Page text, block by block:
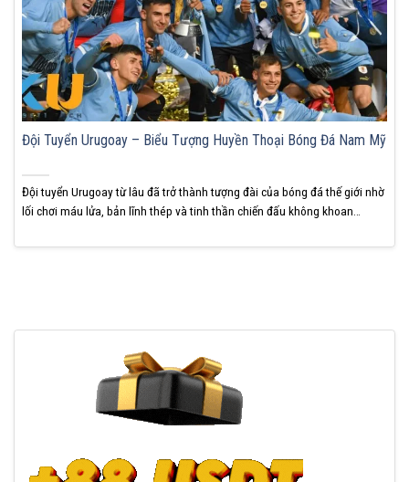
Đội Tuyển Urugoay – Biểu Tượng Huyền Thoại Bóng Đá Nam Mỹ
Đội tuyển Urugoay từ lâu đã trở thành tượng đài của bóng đá thế giới nhờ
lối chơi máu lửa, bản lĩnh thép và tinh thần chiến đấu không khoan
phải ngưỡng mộ, KUBET khẳng định Urugoay luôn là...